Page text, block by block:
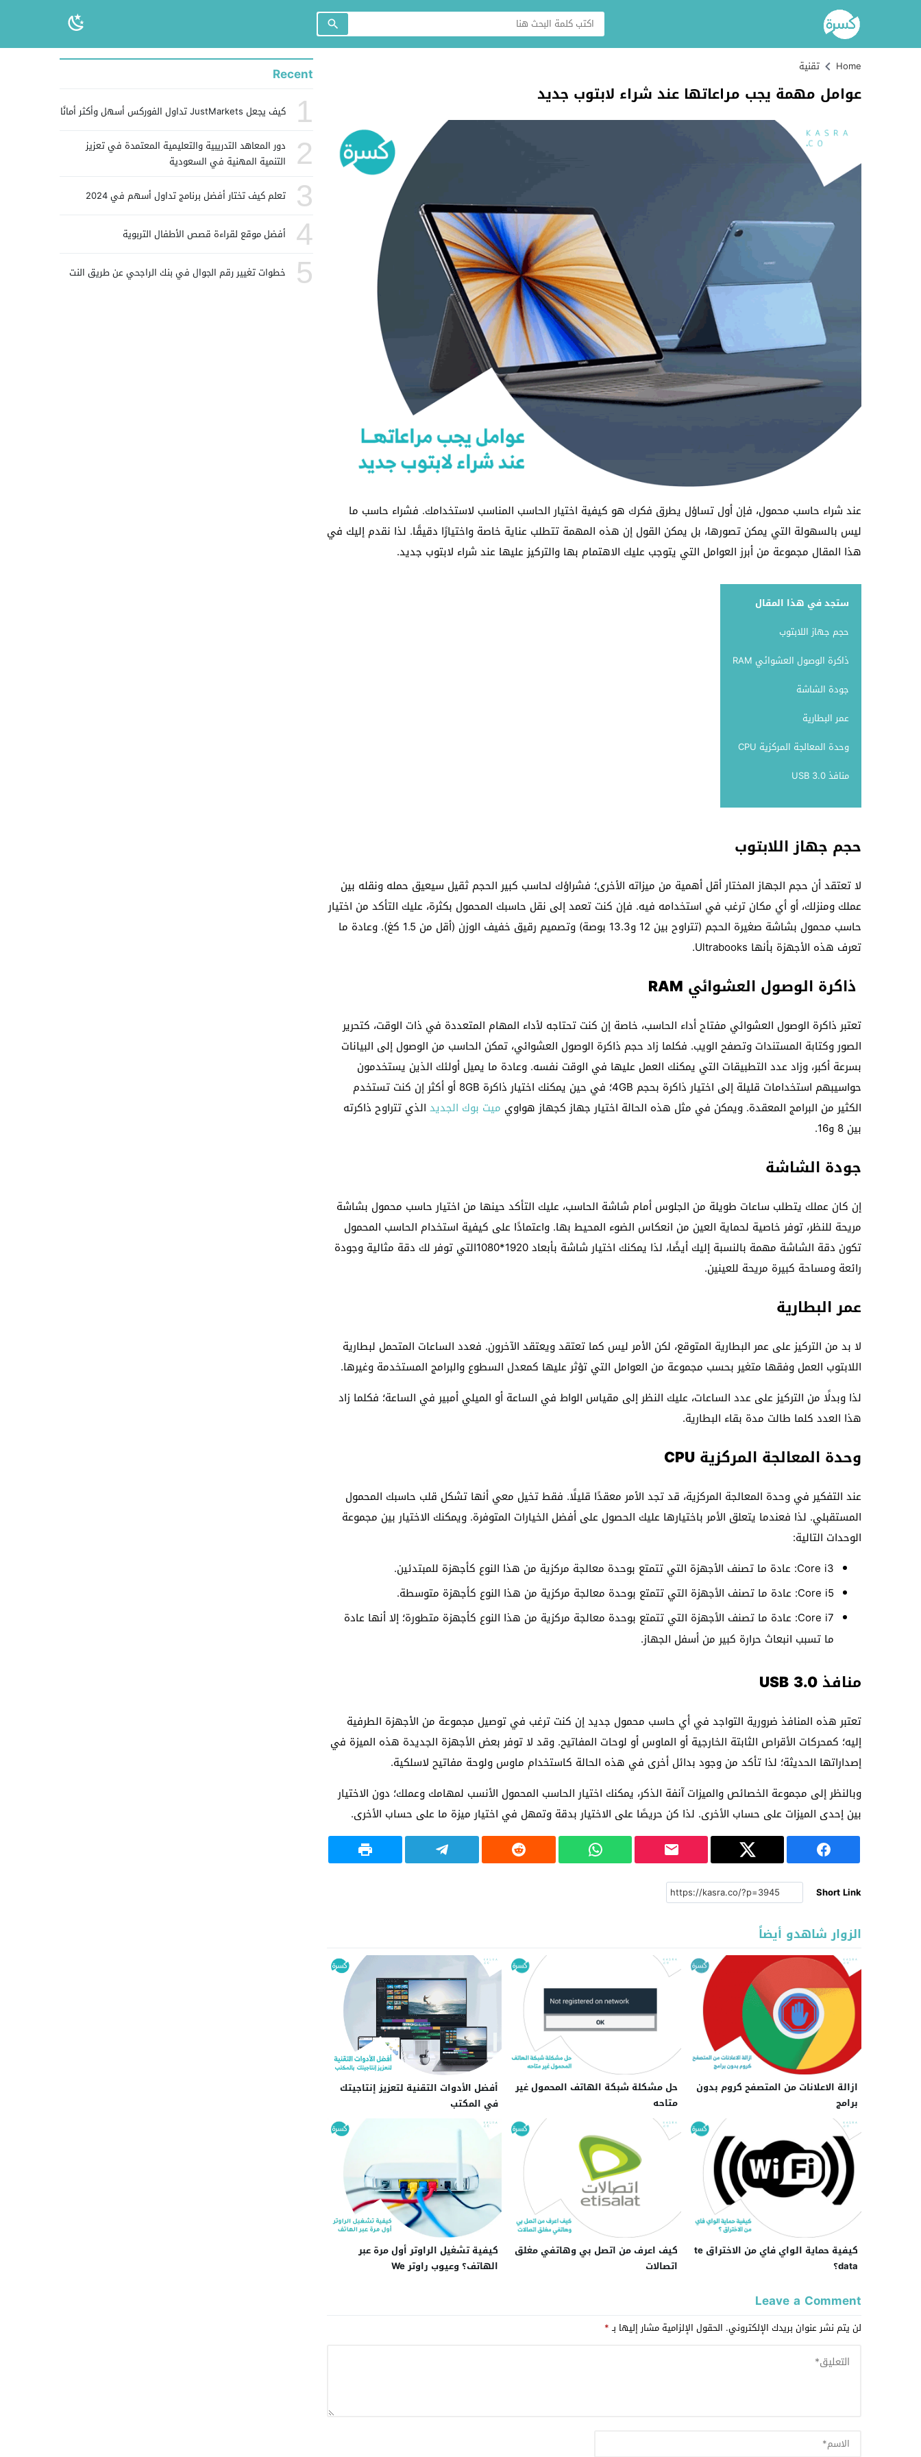
Home تقنية
عوامل مهمة يجب مراعاتها عند شراء لابتوب جديد
عند شراء حاسب محمول، فإن أول تساؤل يطرق فكرك هو كيفية اختيار الحاسب المناسب لاستخدامك. فشراء حاسب ما
ليس بالسهولة التي يمكن تصورها، بل يمكن القول إن هذه المهمة تتطلب عناية خاصة واختيارًا دقيقًا. لذا نقدم إليك في
هذا المقال مجموعة من أبرز العوامل التي يتوجب عليك الاهتمام بها والتركيز عليها عند شراء لابتوب جديد.
ستجد في هذا المقال
حجم جهاز اللابتوب
ذاكرة الوصول العشوائي RAM
جودة الشاشة
عمر البطارية
وحدة المعالجة المركزية CPU
منافذ USB 3.0
حجم جهاز اللابتوب
لا تعتقد أن حجم الجهاز المختار أقل أهمية من ميزاته الأخرى؛ فشراؤك لحاسب كبير الحجم ثقيل سيعيق حمله ونقله بين
عملك ومنزلك، أو أي مكان ترغب في استخدامه فيه. فإن كنت تعمد إلى نقل حاسبك المحمول بكثرة، عليك التأكد من اختيار
حاسب محمول بشاشة صغيرة الحجم (تتراوح بين 12 و13.3 بوصة) وتصميم رقيق خفيف الوزن (أقل من 1.5 كغ). وعادة ما
تعرف هذه الأجهزة بأنها Ultrabooks.
ذاكرة الوصول العشوائي RAM
تعتبر ذاكرة الوصول العشوائي مفتاح أداء الحاسب، خاصة إن كنت تحتاجه لأداء المهام المتعددة في ذات الوقت، كتحرير
الصور وكتابة المستندات وتصفح الويب. فكلما زاد حجم ذاكرة الوصول العشوائي، تمكن الحاسب من الوصول إلى البيانات
بسرعة أكبر، وزاد عدد التطبيقات التي يمكنك العمل عليها في الوقت نفسه. وعادة ما يميل أولئك الذين يستخدمون
حواسيبهم استخدامات قليلة إلى اختيار ذاكرة بحجم 4GB؛ في حين يمكنك اختيار ذاكرة 8GB أو أكثر إن كنت تستخدم
الكثير من البرامج المعقدة. ويمكن في مثل هذه الحالة اختيار جهاز كجهاز هواوي ميت بوك الجديد الذي تتراوح ذاكرته
بين 8 و16.
جودة الشاشة
إن كان عملك يتطلب ساعات طويلة من الجلوس أمام شاشة الحاسب، عليك التأكد حينها من اختيار حاسب محمول بشاشة
مريحة للنظر، توفر خاصية لحماية العين من انعكاس الضوء المحيط بها. واعتمادًا على كيفية استخدام الحاسب المحمول
تكون دقة الشاشة مهمة بالنسبة إليك أيضًا، لذا يمكنك اختيار شاشة بأبعاد 1920*1080التي توفر لك دقة مثالية وجودة
رائعة ومساحة كبيرة مريحة للعينين.
عمر البطارية
لا بد من التركيز على عمر البطارية المتوقع، لكن الأمر ليس كما تعتقد ويعتقد الآخرون. فعدد الساعات المتحمل لبطارية
اللابتوب العمل وفقها متغير بحسب مجموعة من العوامل التي تؤثر عليها كمعدل السطوع والبرامج المستخدمة وغيرها.
لذا وبدلًا من التركيز على عدد الساعات، عليك النظر إلى مقياس الواط في الساعة أو الميلي أمبير في الساعة؛ فكلما زاد
هذا العدد كلما طالت مدة بقاء البطارية.
وحدة المعالجة المركزية CPU
عند التفكير في وحدة المعالجة المركزية، قد تجد الأمر معقدًا قليلًا. فقط تخيل معي أنها تشكل قلب حاسبك المحمول
المستقبلي. لذا فعندما يتعلق الأمر باختيارها عليك الحصول على أفضل الخيارات المتوفرة. ويمكنك الاختيار بين مجموعة
الوحدات التالية:
Core i3: عادة ما تصنف الأجهزة التي تتمتع بوحدة معالجة مركزية من هذا النوع كأجهزة للمبتدئين.
Core i5: عادة ما تصنف الأجهزة التي تتمتع بوحدة معالجة مركزية من هذا النوع كأجهزة متوسطة.
Core i7: عادة ما تصنف الأجهزة التي تتمتع بوحدة معالجة مركزية من هذا النوع كأجهزة متطورة؛ إلا أنها عادة
ما تسبب انبعاث حرارة كبير من أسفل الجهاز.
منافذ USB 3.0
تعتبر هذه المنافذ ضرورية التواجد في أي حاسب محمول جديد إن كنت ترغب في توصيل مجموعة من الأجهزة الطرفية
إليه؛ كمحركات الأقراص الثابتة الخارجية أو الماوس أو لوحات المفاتيح. وقد لا توفر بعض الأجهزة الجديدة هذه الميزة في
إصداراتها الحديثة؛ لذا تأكد من وجود بدائل أخرى في هذه الحالة كاستخدام ماوس ولوحة مفاتيح لاسلكية.
وبالنظر إلى مجموعة الخصائص والميزات آنفة الذكر، يمكنك اختيار الحاسب المحمول الأنسب لمهامك وعملك؛ دون الاختيار
بين إحدى الميزات على حساب الأخرى. لذا كن حريصًا على الاختيار بدقة وتمهل في اختيار ميزة ما على حساب الأخرى.
Short Link
الزوار شاهدو أيضاً
ازالة الاعلانات من المتصفح كروم بدون
برامج
حل مشكلة شبكة الهاتف المحمول غير
متاحه
أفضل الأدوات التقنية لتعزيز إنتاجيتك
في المكتب
كيفية حماية الواي فاي من الاختراق te
data؟
كيف اعرف من اتصل بي وهاتفي مغلق
اتصالات
كيفية تشغيل الراوتر أول مرة عبر
الهاتف؟ وعيوب راوتر We
Leave a Comment
لن يتم نشر عنوان بريدك الإلكتروني. الحقول الإلزامية مشار إليها بـ*
Recent
1 كيف يجعل JustMarkets تداول الفوركس أسهل وأكثر أمانًا
2
دور المعاهد التدريبية والتعليمية المعتمدة في تعزيز
التنمية المهنية في السعودية
3 تعلم كيف تختار أفضل برنامج تداول أسهم في 2024
4 أفضل موقع لقراءة قصص الأطفال التربوية
5 خطوات تغيير رقم الجوال في بنك الراجحي عن طريق النت